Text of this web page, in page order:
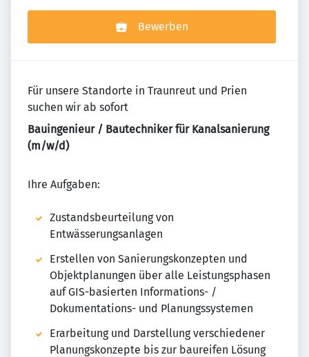
Bewerben
Für unsere Standorte in Traunreut und Prien
suchen wir ab sofort
Bauingenieur / Bautechniker für Kanalsanierung
(m/w/d)
Ihre Aufgaben:
Zustandsbeurteilung von
Entwässerungsanlagen​
Erstellen von Sanierungskonzepten und
Objektplanungen über alle Leistungsphasen ​
auf GIS-basierten Informations- /
Dokumentations- und Planungssystemen​
Erarbeitung und Darstellung verschiedener
Planungskonzepte bis zur baureifen Lösung​